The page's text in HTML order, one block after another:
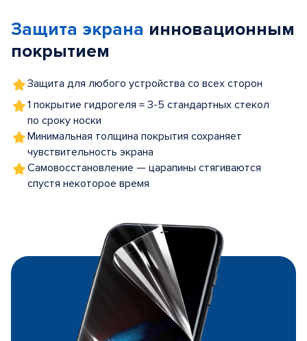
5
Защита экрана инновационным
покрытием
Защита для любого устройства со всех сторон
1 покрытие гидрогеля = 3-5 стандартных стекол
по сроку носки
Минимальная толщина покрытия сохраняет
чувствительность экрана
Самовосстановление — царапины стягиваются
спустя некоторое время